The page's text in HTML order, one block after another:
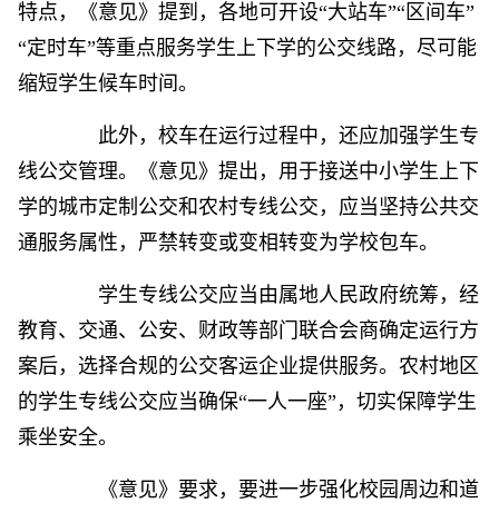
特点，《意见》提到，各地可开设“大站车”“区间车”
“定时车”等重点服务学生上下学的公交线路，尽可能
缩短学生候车时间。
此外，校车在运行过程中，还应加强学生专
线公交管理。《意见》提出，用于接送中小学生上下
学的城市定制公交和农村专线公交，应当坚持公共交
通服务属性，严禁转变或变相转变为学校包车。
学生专线公交应当由属地人民政府统筹，经
教育、交通、公安、财政等部门联合会商确定运行方
案后，选择合规的公交客运企业提供服务。农村地区
的学生专线公交应当确保“一人一座”，切实保障学生
乘坐安全。
《意见》要求，要进一步强化校园周边和道